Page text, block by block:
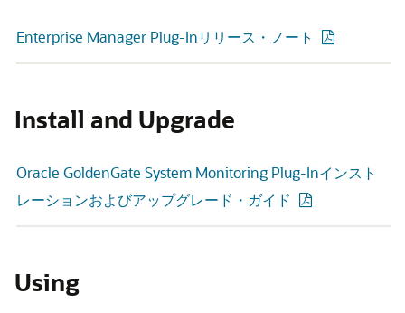
Enterprise Manager Plug-Inリリース・ノート
Install and Upgrade
Oracle GoldenGate System Monitoring Plug-Inインスト
レーションおよびアップグレード・ガイド
Using